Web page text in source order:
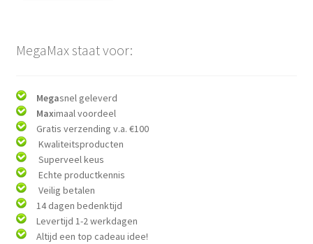
MegaMax staat voor:
Megasnel geleverd
Maximaal voordeel
Gratis verzending v.a. €100
Kwaliteitsproducten
Superveel keus
Echte productkennis
Veilig betalen
14 dagen bedenktijd
Levertijd 1-2 werkdagen
Altijd een top cadeau idee!